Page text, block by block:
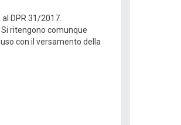
DPR 31/2017.
ritengono comunque
con il versamento della